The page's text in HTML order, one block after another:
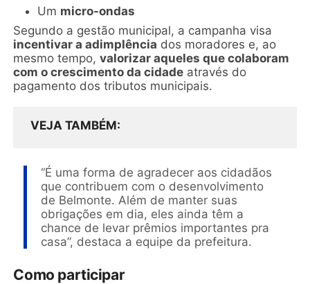
Um micro-ondas
Segundo a gestão municipal, a campanha visa
incentivar a adimplência dos moradores e, ao
mesmo tempo,valorizar aqueles que colaboram
com o crescimento da cidade através do
pagamento dos tributos municipais.
VEJA TAMBÉM
“É uma forma de agradecer aos cidadãos
que contribuem com o desenvolvimento
de Belmonte. Além de manter suas
obrigações em dia, eles ainda têm a
chance de levar prêmios importantes pra
casa”, destaca a equipe da prefeitura.
Como participar